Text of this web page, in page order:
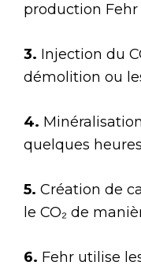
production Fehr
3. Injection du
démolition ou
4.
quelques heures
5. Création de
le CO₂ de
6. Fehr utilise